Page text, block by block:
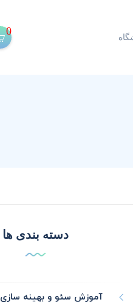
0
دسته بندی ها
آموزش سئو و بهینه سازی